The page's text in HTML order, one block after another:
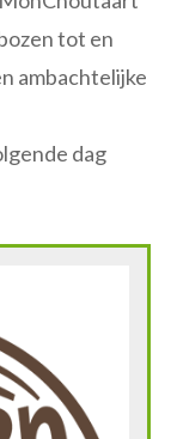
tot en
ambachtelijke
dag